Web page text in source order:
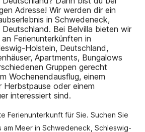
Adresse! Wir werden dir ein
in Schwedeneck,
Bei Belvilla bieten wir
Ferienunterkünften in
Holstein, Deutschland,
Apartments, Bungalows
Gruppen gerecht
Wochenendausflug, einem
Herbstpause oder einem
interessiert sind.
Ferienunterkunft für Sie. Suchen Sie
am Meer in Schwedeneck, Schleswig-